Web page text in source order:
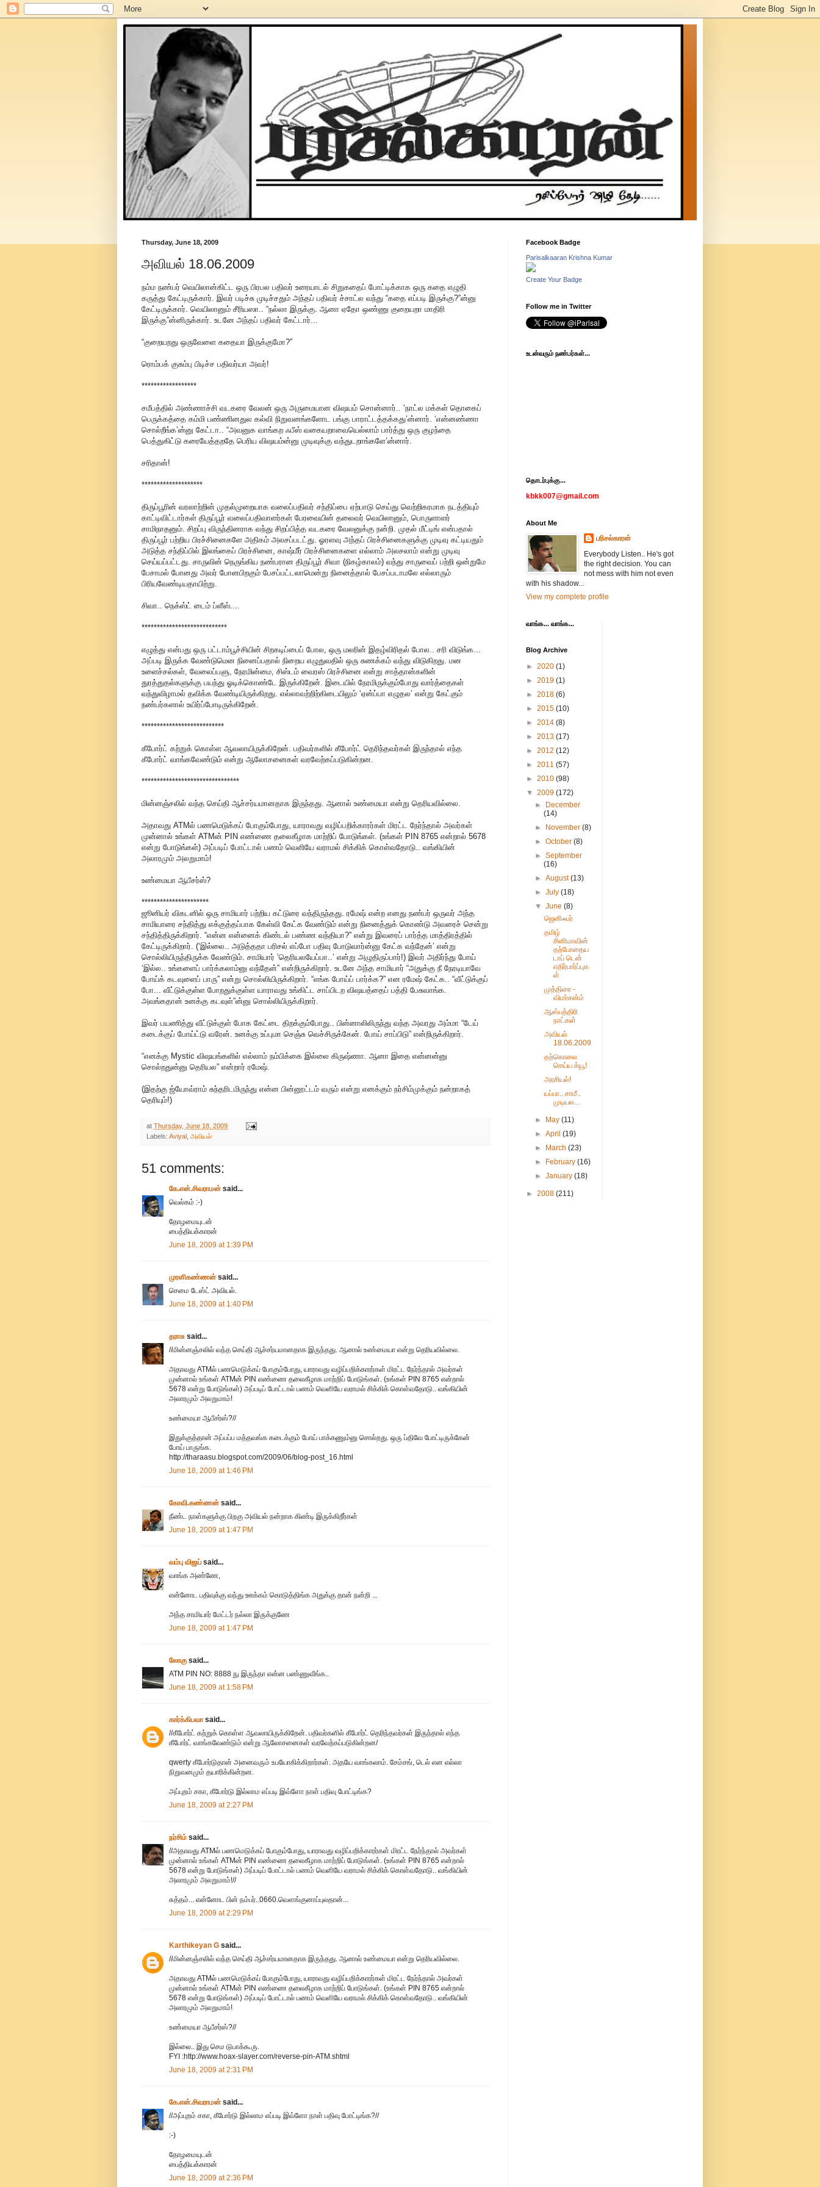
Thursday, June 18, 2009
அவியல் 18.06.2009
நம்ம நண்பர் வெயிலான்கிட்ட ஒரு பிரபல பதிவர் உரையாடல் சிறுகதைப் போட்டிக்காக ஒரு கதை எழுதி
கருத்து கேட்டிருக்கார். இவர் படிச்சு முடிச்சதும் அந்தப் பதிவர் ச்சாட்ல வந்து “கதை எப்படி இருக்கு?”ன்னு
கேட்டிருக்கார். வெயிலானும் சீரியஸா.. “நல்லா இருக்கு. ஆனா ஏதோ ஒண்ணு குறையறா மாதிரி
இருக்கு”ன்னிருக்கார். உடனே அந்தப் பதிவர் கேட்டார்...
“குறையறது ஒருவேளை கதையா இருக்குமோ?”
ரொம்பக் குசும்பு பிடிச்ச பதிவர்யா அவர்!
******************
சமீபத்தில் அண்ணாச்சி வடகரை வேலன் ஒரு அருமையான விஷயம் சொன்னார்.. ‘நாட்ல மக்கள் தொகைப்
பெருக்கத்தை கம்மி பண்ணினதுல கல்வி நிறுவனங்களோட பங்கு பாராட்டத்தக்கது’ன்னார். ‘என்னண்ணா
சொல்றீங்க’ன்னு கேட்டா.. “அவனுக வாங்கற ஃபீஸ் வகையறாவையெல்லாம் பார்த்து ஒரு குழந்தை
பெத்துகிட்டு கரையேத்தறதே பெரிய விஷயம்ன்னு முடிவுக்கு வந்துடறாங்களே’ன்னார்.
சரிதான்!
********************
திருப்பூரின் வரலாற்றின் முதல்முறையாக வலைப்பதிவர் சந்திப்பை ஏற்பாடு செய்து வெற்றிகரமாக நடத்தியும்
காட்டிவிட்டார்கள் திருப்பூர் வலைப்பதிவாளர்கள் பேரவையின் தலைவர் வெயிலானும், பொருளாளர்
சாமிநாதனும். சிறப்பு விருந்தினராக வந்து சிறப்பித்த வடகரை வேலனுக்கு நன்றி. முதல் மீட்டிங் என்பதால்
திருப்பூர் பற்றிய பிரச்சினைகளே அதிகம் அலசப்படட்து. ஓரளவு அந்தப் பிரச்சினைகளுக்கு முடிவு கட்டியதும்
அடுத்த சந்திப்பில் இலங்கைப் பிரச்சினை, காஷ்மீர் பிரச்சினைகளை எல்லாம் அலசலாம் என்று முடிவு
செய்யப்பட்டது. சாருவின் நெருங்கிய நண்பரான திருப்பூர் சிவா (நிகழ்காலம்) வந்து சாருவைப் பற்றி ஒன்றுமே
பேசாமல் போனது அவர் போனபிறகும் பேசப்பட்டலாமென்று நினைத்தால் பேசப்படாமலே எல்லாரும்
பிரியவேண்டியதாயிற்று.
சிவா.. நெக்ஸ்ட் டைம் ப்ளீஸ்....
****************************
எழுத்து என்பது ஒரு பட்டாம்பூச்சியின் சிறகடிப்பைப் போல, ஒரு மலரின் இதழ்விரிதல் போல.. சரி விடுங்க...
அப்படி இருக்க வேண்டுமென நினைப்பதால் நிறைய எழுதுவதில் ஒரு சுணக்கம் வந்து விடுகிறது. மன
உளைச்சல்கள், வேலைப்பளு, நேரமின்மை, சிஸ்டம் வைரஸ் பிரச்சினை என்று சாத்தான்களின்
துரத்துதல்களுக்கு பயந்து ஓடிக்கொண்டே இருக்கிறேன். இடையில் நேரமிருக்கும்போது வார்த்தைகள்
வந்துவிழாமல் தவிக்க வேண்டியிருக்கிறது. எல்லாவற்றிற்கிடையிலும் ‘ஏன்ப்பா எழுதல’ என்று கேட்கும்
நண்பர்களால் உயிர்ப்போடிருக்கிறேன்.
***************************
கீபோர்ட் கற்றுக் கொள்ள ஆவலாயிருக்கிறேன். பதிவர்களில் கீபோர்ட் தெரிந்தவர்கள் இருந்தால் எந்த
கீபோர்ட் வாங்கவேண்டும் என்று ஆலோசனைகள் வரவேற்கப்படுகின்றன.
********************************
மின்னஞ்சலில் வந்த செய்தி ஆச்சர்யமானதாக இருந்தது. ஆனால் உண்மையா என்று தெரியவில்லை.
அதாவது ATMல் பணமெடுக்கப் போகும்போது, யாராவது வழிப்பறிக்காரர்கள் மிரட்ட நேர்ந்தால் அவர்கள்
முன்னால் உங்கள் ATMன் PIN எண்ணை தலைகீழாக மாற்றிப் போடுங்கள். (உங்கள் PIN 8765 என்றால் 5678
என்று போடுங்கள்) அப்படிப் போட்டால் பணம் வெளியே வராமல் சிக்கிக் கொள்வதோடு.. வங்கியின்
அலாரமும் அலறுமாம்!
உண்மையா ஆபீசர்ஸ்?
**********************
ஜூனியர் விகடனில் ஒரு சாமியார் பற்றிய கட்டுரை வந்திருந்தது. ரமேஷ் என்ற எனது நண்பர் ஒருவர் அந்த
சாமியாரை சந்தித்து எக்குத்தப்பாக கேள்வி கேட்க வேண்டும் என்று நினைத்துக் கொண்டு அவரைச் சென்று
சந்தித்திருக்கிறார். “என்ன என்னைக் கிண்டல் பண்ண வந்தியா?” என்று இவரைப் பார்த்த மாத்திரத்தில்
கேட்டிருக்கிறார். (‘இல்லை.. அடுத்ததா பரிசல் எப்போ பதிவு போடுவார்ன்னு கேட்க வந்தேன்’ என்று
சொல்லியிருந்திருக்க வேண்டும். சாமியார் ’தெரியலயேப்பா..’ என்று அழுதிருப்பார்!) இவர் அதிர்ந்து போய்
‘இல்ல.. உங்களைப் பார்க்கலாம்னு வந்தேன்” என்றிருக்கிறார். உடனே அந்த சாமியார் “அதுக்கு நீ நேரடியாவே
போய்க் கடவுளைப் பாரு” என்று சொல்லியிருக்கிறார். “எங்க போய்ப் பார்க்க?” என ரமேஷ் கேட்க.. “வீட்டுக்குப்
போ... வீட்டுக்குள்ள போறதுக்குள்ள யாராவது உங்கிட்ட சாப்பிடற விஷயத்தைப் பத்தி பேசுவாங்க.
அவங்கதான் உனக்கு கடவுள்”ன்னு சொல்லியிருக்கிறார்.
இவர் பயணித்து வீட்டுக்குள் போக கேட்டை திறக்கும்போது.. பின்னாலிலிருந்து வந்த அவரது அம்மா “டேய்
கடைக்குப் போய்ட்டு வரேன். உனக்கு உப்புமா செஞ்சு வெச்சிருக்கேன். போய் சாப்பிடு” என்றிருக்கிறார்.
“எனக்கு Mystic விஷயங்களில் எல்லாம் நம்பிக்கை இல்லை கிருஷ்ணா. ஆனா இதை என்னன்னு
சொல்றதுன்னு தெரியல” என்றார் ரமேஷ்.
(இதற்கு ஜ்யோவ்ராம் சுந்தரிடமிருந்து என்ன பின்னூட்டம் வரும் என்று எனக்கும் நர்சிம்முக்கும் நன்றாகத்
தெரியும்!)
at Thursday, June 18, 2009
Labels: Aviyal அவியல்
51 comments:
கே.என்.சிவராமன் said...
வெல்கம் :-)
தோழமையுடன்
பைத்தியக்காரன்
June 18, 2009 at 1:39 PM
முரளிகண்ணன் said...
செமை டேஸ்ட் அவியல்.
June 18, 2009 at 1:40 PM
தராசு said...
//மின்னஞ்சலில் வந்த செய்தி ஆச்சர்யமானதாக இருந்தது. ஆனால் உண்மையா என்று தெரியவில்லை.
அதாவது ATMல் பணமெடுக்கப் போகும்போது, யாராவது வழிப்பறிக்காரர்கள் மிரட்ட நேர்ந்தால் அவர்கள்
முன்னால் உங்கள் ATMன் PIN எண்ணை தலைகீழாக மாற்றிப் போடுங்கள். (உங்கள் PIN 8765 என்றால்
5678 என்று போடுங்கள்) அப்படிப் போட்டால் பணம் வெளியே வராமல் சிக்கிக் கொள்வதோடு.. வங்கியின்
அலாரமும் அலறுமாம்!
உண்மையா ஆபீசர்ஸ்?//
இதுக்குத்தான் அப்பப்ப மத்தவங்க கடைக்கும் போய் பாக்கணும்னு சொல்றது. ஒரு ப்திவே போட்டிருக்கேன்
போய் பாருங்க.
http://tharaasu.blogspot.com/2009/06/blog-post_16.html
June 18, 2009 at 1:46 PM
கோவி.கண்ணன் said...
நீண்ட நாள்களுக்கு பிறகு அவியல் நன்றாக கிண்டி இருக்கிறீர்கள்
June 18, 2009 at 1:47 PM
வம்பு விஜய் said...
வாங்க அண்ணே,
என்னோட பதிவுக்கு வந்து ஊக்கம் கொடுத்திங்க அதுக்கு தான் நன்றி ...
அந்த சாமியார் மேட்டர் நல்லா இருக்குணே
June 18, 2009 at 1:47 PM
லோகுsaid...
ATM PIN NO: 8888 நு இருந்தா என்ன பண்ணுவீங்க..
June 18, 2009 at 1:58 PM
கார்க்கிபவாsaid...
//கீபோர்ட் கற்றுக் கொள்ள ஆவலாயிருக்கிறேன். பதிவர்களில் கீபோர்ட் தெரிந்தவர்கள் இருந்தால் எந்த
கீபோர்ட் வாங்கவேண்டும் என்று ஆலோசனைகள் வரவேற்கப்படுகின்றன/
qwerty கீபோர்டுதான் அனைவரும் உபயோகிக்கிறார்கள். அதயே வாங்கலாம். சேம்சங், டெல் என எல்லா
நிறுவனமும் தயாரிக்கின்றன.
அப்புறம் சகா, கீபோர்டு இல்லாம எப்படி இவ்ளோ நாள் பதிவு போட்டிங்க?
June 18, 2009 at 2:27 PM
நர்சிம் said...
//அதாவது ATMல் பணமெடுக்கப் போகும்போது, யாராவது வழிப்பறிக்காரர்கள் மிரட்ட நேர்ந்தால் அவர்கள்
முன்னால் உங்கள் ATMன் PIN எண்ணை தலைகீழாக மாற்றிப் போடுங்கள். (உங்கள் PIN 8765 என்றால்
5678 என்று போடுங்கள்) அப்படிப் போட்டால் பணம் வெளியே வராமல் சிக்கிக் கொள்வதோடு.. வங்கியின்
அலாரமும் அலறுமாம்!//
சுத்தம்... என்னோட பின் நம்பர்..0660.வெளங்குனாப்புலதான்...
June 18, 2009 at 2:29 PM
Karthikeyan G said...
//மின்னஞ்சலில் வந்த செய்தி ஆச்சர்யமானதாக இருந்தது. ஆனால் உண்மையா என்று தெரியவில்லை.
அதாவது ATMல் பணமெடுக்கப் போகும்போது, யாராவது வழிப்பறிக்காரர்கள் மிரட்ட நேர்ந்தால் அவர்கள்
முன்னால் உங்கள் ATMன் PIN எண்ணை தலைகீழாக மாற்றிப் போடுங்கள். (உங்கள் PIN 8765 என்றால்
5678 என்று போடுங்கள்) அப்படிப் போட்டால் பணம் வெளியே வராமல் சிக்கிக் கொள்வதோடு.. வங்கியின்
அலாரமும் அலறுமாம்!
உண்மையா ஆபீசர்ஸ்?//
இல்லை.. இது செம டுபாக்கூரு.
FYI :http://www.hoax-slayer.com/reverse-pin-ATM.shtml
June 18, 2009 at 2:31 PM
கே.என்.சிவராமன் said...
//அப்புறம் சகா, கீபோர்டு இல்லாம எப்படி இவ்ளோ நாள் பதிவு போட்டிங்க?//
:-)
தோழமையுடன்
பைத்தியக்காரன்
June 18, 2009 at 2:36 PM
Facebook Badge
Parisalkaaran Krishna Kumar
Create Your Badge
Follow me in Twitter
உடன்வரும் நண்பர்கள்...
தொடர்புக்கு...
kbkk007@gmail.com
About Me
பரிசல்காரன்
Everybody Listen.. He's got
the right decision. You can
not mess with him not even
with his shadow...
View my complete profile
வாங்க... வாங்க...
Blog Archive
► 2020 (1)
► 2019 (1)
► 2018 (6)
► 2015 (10)
► 2014 (8)
► 2013 (17)
► 2012 (12)
► 2011 (57)
► 2010 (98)
▼ 2009 (172)
►
December
(14)
►
November(8)
►October(8)
►September
(16)
►August(13)
►July(18)
▼June(8)
ஜெனிஃபர்
தமிழ்
சினிமாவின்
தற்போதைய
டாப் டென்
எதிர்பார்ப்புக
ள்
முத்திரை -
விமர்சன்ம்
ஆஸ்பத்திரி
நாட்கள்
அவியல்
18.06.2009
தற்கொலை
செய்ய க்யூ!
அரசியல்!
யப்பா.. சாமீ..
முடியல...
► May(11)
►April(19)
►
March(23)
►
February(16)
►January(18)
► 2008 (211)